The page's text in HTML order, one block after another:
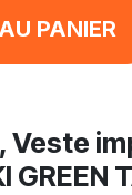
PANIER
Veste